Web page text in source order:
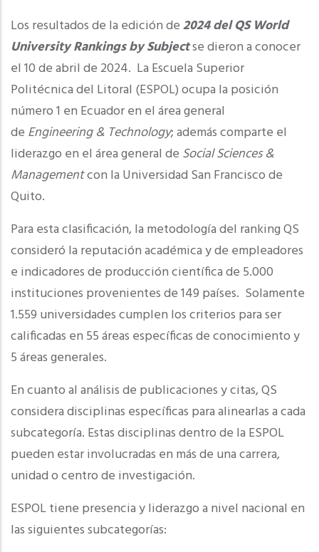
Los resultados de la edición de2024 del QS World
University Rankings by Subjectse dieron a conocer
el 10 de abril de 2024. La Escuela Superior
Politécnica del Litoral (ESPOL) ocupa la posición
número 1 en Ecuador en el área general
de Engineering & Technology; además comparte el
liderazgo en el área general de Social Sciences &
Managementcon la Universidad San Francisco de
Quito.
Para esta clasificación, la metodología del ranking QS
consideró la reputación académica y de empleadores
e indicadores de producción científica de 5.000
instituciones provenientes de 149 países. Solamente
1.559 universidades cumplen los criterios para ser
calificadas en 55 áreas específicas de conocimiento y
5 áreas generales.
En cuanto al análisis de publicaciones y citas, QS
considera disciplinas específicas para alinearlas a cada
subcategoría. Estas disciplinas dentro de la ESPOL
pueden estar involucradas en más de una carrera,
unidad o centro de investigación.
ESPOL tiene presencia y liderazgo a nivel nacional en
las siguientes subcategorías: